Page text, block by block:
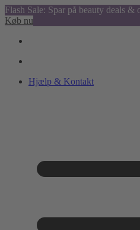
Flash Sale: Spar på beauty deals &
Køb nu
Hjælp & Kontakt